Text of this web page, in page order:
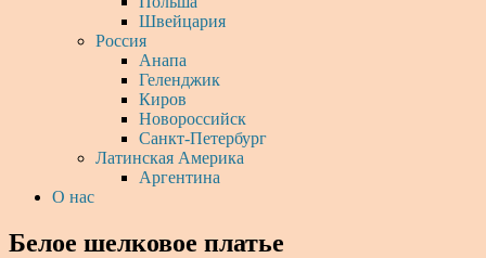
Швейцария
Россия
Анапа
Геленджик
Киров
Новороссийск
Санкт-Петербург
Латинская Америка
Аргентина
О нас
Белое шелковое платье